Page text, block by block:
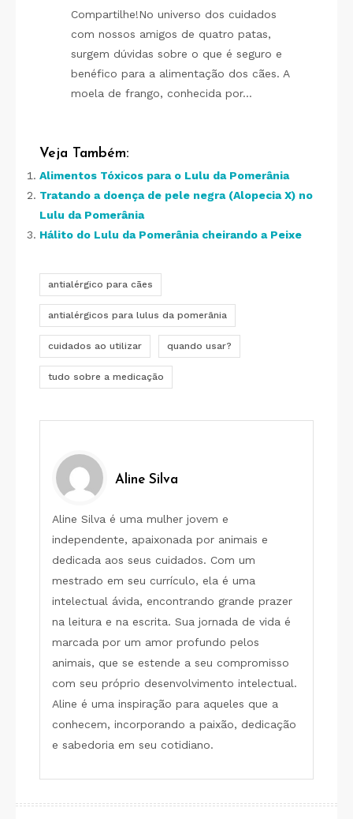
Compartilhe!No universo dos cuidados
com nossos amigos de quatro patas,
surgem dúvidas sobre o que é seguro e
benéfico para a alimentação dos cães. A
moela de frango, conhecida por…
Veja Também:
Alimentos Tóxicos para o Lulu da Pomerânia
Tratando a doença de pele negra (Alopecia X) no
Lulu da Pomerânia
Hálito do Lulu da Pomerânia cheirando a Peixe
antialérgico para cães
antialérgicos para lulus da pomerânia
cuidados ao utilizar quando usar?
tudo sobre a medicação
Aline Silva
Aline Silva é uma mulher jovem e
independente, apaixonada por animais e
dedicada aos seus cuidados. Com um
mestrado em seu currículo, ela é uma
intelectual ávida, encontrando grande prazer
na leitura e na escrita. Sua jornada de vida é
marcada por um amor profundo pelos
animais, que se estende a seu compromisso
com seu próprio desenvolvimento intelectual.
Aline é uma inspiração para aqueles que a
conhecem, incorporando a paixão, dedicação
e sabedoria em seu cotidiano.